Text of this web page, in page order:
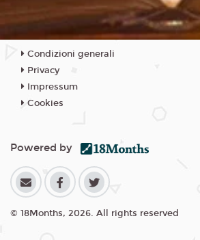
Condizioni generali
Privacy
Impressum
Cookies
Powered by
© 18Months, 2026. All rights reserved